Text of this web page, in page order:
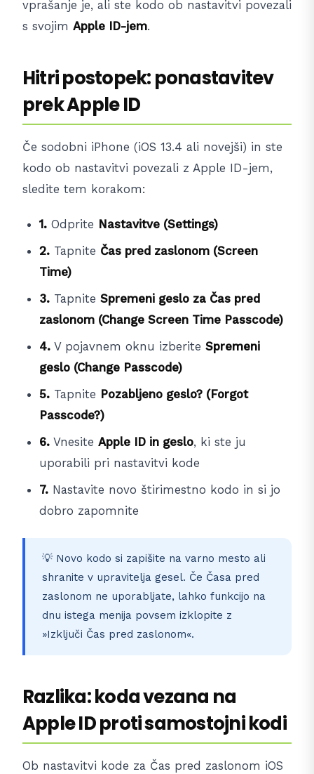
vprašanje je, ali ste kodo ob nastavitvi povezali
s svojim Apple ID-jem.
Hitri postopek: ponastavitev
prek Apple ID
Če sodobni iPhone (iOS 13.4 ali novejši) in ste
kodo ob nastavitvi povezali z Apple ID-jem,
sledite tem korakom:
1. Odprite Nastavitve (Settings)
2. Tapnite Čas pred zaslonom (Screen
Time)
3. Tapnite Spremeni geslo za Čas pred
zaslonom (Change Screen Time Passcode)
4. V pojavnem oknu izberite Spremeni
geslo (Change Passcode)
5. Tapnite Pozabljeno geslo? (Forgot
Passcode?)
6. Vnesite Apple ID in geslo, ki ste ju
uporabili pri nastavitvi kode
7. Nastavite novo štirimestno kodo in si jo
dobro zapomnite
💡 Novo kodo si zapišite na varno mesto ali
shranite v upravitelja gesel. Če Časa pred
zaslonom ne uporabljate, lahko funkcijo na
dnu istega menija povsem izklopite z
»Izključi Čas pred zaslonom«.
Razlika: koda vezana na
Apple ID proti samostojni kodi
Ob nastavitvi kode za Čas pred zaslonom iOS